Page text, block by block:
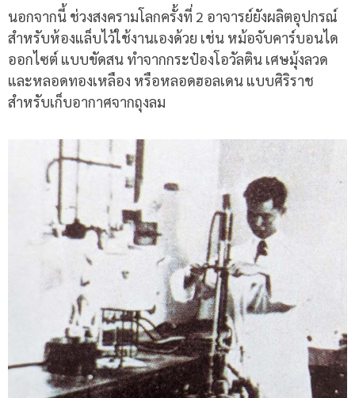
นอกจากนี้ ช่วงสงครามโลกครั้งที่ 2 อาจารย์ยังผลิตอุปกรณ์
สำหรับห้องแล็บไว้ใช้งานเองด้วย เช่น หม้อจับคาร์บอนได
ออกไซต์ แบบขัดสน ทำจากกระป๋องโอวัลติน เศษมุ้งลวด
และหลอดทองเหลือง หรือหลอดฮอลเดน แบบศิริราช
สำหรับเก็บอากาศจากถุงลม